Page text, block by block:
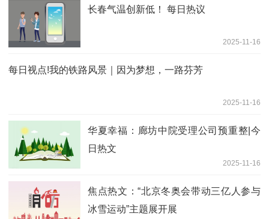
长春气温创新低！ 每日热议
2025-11-16
每日视点!我的铁路风景｜因为梦想，一路芬芳
2025-11-16
华夏幸福：廊坊中院受理公司预重整|今
日热文
2025-11-16
焦点热文：“北京冬奥会带动三亿人参与
冰雪运动”主题展开展